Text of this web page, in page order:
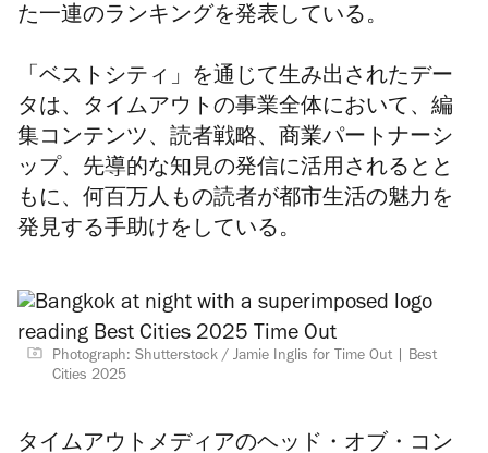
た一連のランキングを発表している。
「ベストシティ」を通じて生み出されたデー
タは、タイムアウトの事業全体において、編
集コンテンツ、読者戦略、商業パートナーシ
ップ、先導的な知見の発信に活用されるとと
もに、何百万人もの読者が都市生活の魅力を
発見する手助けをしている。
Photograph: Shutterstock / Jamie Inglis for Time Out
Best
Cities 2025
タイムアウトメディアのヘッド・オブ・コン